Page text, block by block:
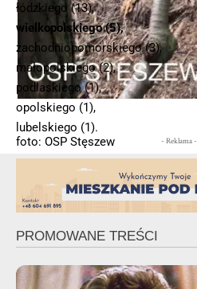
foto: OSP Stęszew
łódzkiego (13),
wielkopolskiego (5),
zachodniopomorskiego (3),
małopolskiego (2),
podlaskiego (1),
opolskiego (1),
lubelskiego (1).
- Reklama -